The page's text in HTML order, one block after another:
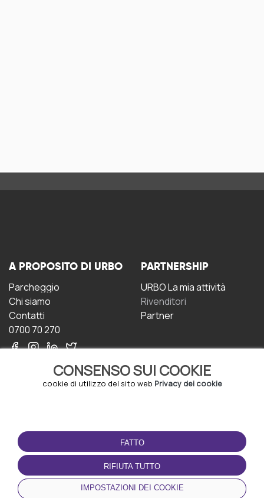
CONSENSO SUI COOKIE
cookie di utilizzo del sito web Privacy dei cookie
FATTO
RIFIUTA TUTTO
IMPOSTAZIONI DEI COOKIE
A PROPOSITO DI URBO
Parcheggio
Chi siamo
Contatti
0700 70 270
PARTNERSHIP
URBO La mia attività
Rivenditori
Partner
CONDIZIONI D'USO
Termini e Condizioni
Politica sulla riservatezza
Gestione dei Cookie
SCARICA L'APP